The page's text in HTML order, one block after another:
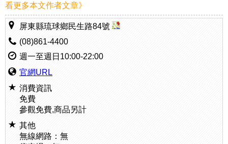
看更多本文作者文章》
屏東縣琉球鄉民生路84號
(08)861-4400
週一至週日10:00-22:00
官網URL
消費資訊
免費
參觀免費,商品另計
其他
無線網路：無